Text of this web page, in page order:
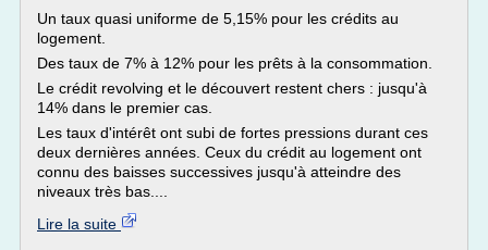
Un taux quasi uniforme de 5,15% pour les crédits au
logement.
Des taux de 7% à 12% pour les prêts à la consommation.
Le crédit revolving et le découvert restent chers : jusqu'à
14% dans le premier cas.
Les taux d'intérêt ont subi de fortes pressions durant ces
deux dernières années. Ceux du crédit au logement ont
connu des baisses successives jusqu'à atteindre des
niveaux très bas....
Lire la suite